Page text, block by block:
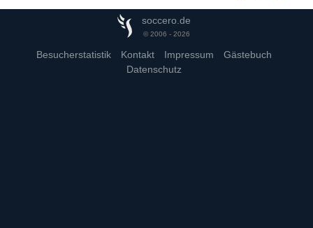
soccero.de
© 2006 - 2026
Besucherstatistik Kontakt Impressum
Gästebuch
Datenschutz